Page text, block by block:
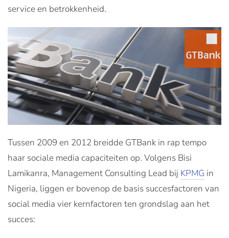
service en betrokkenheid.
Tussen 2009 en 2012 breidde GTBank in rap tempo
haar sociale media capaciteiten op. Volgens Bisi
Lamikanra, Management Consulting Lead bij KPMG in
Nigeria, liggen er bovenop de basis succesfactoren van
social media vier kernfactoren ten grondslag aan het
succes: